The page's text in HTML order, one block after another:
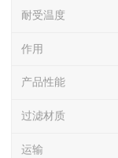
耐受温度
作用
产品性能
过滤材质
运输